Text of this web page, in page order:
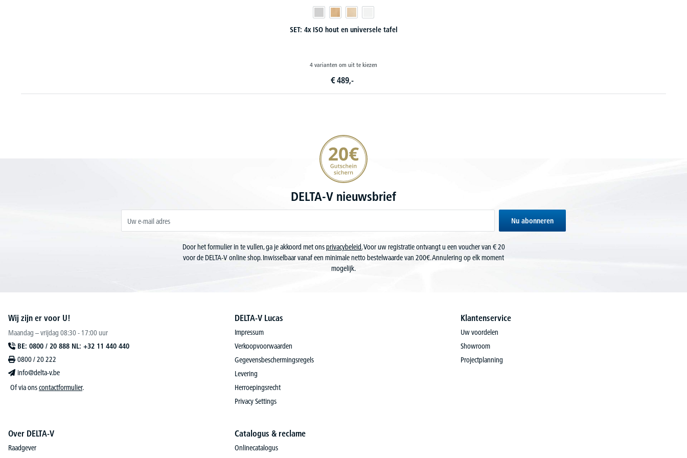
SET: Kantine-stapelstoelen & -tafels
8 varianten om uit te kiezen
vanaf€ 219,
20€ korting verzekeren
DELTA-V nieuwsbrief
Nu abonneren
Door het formulier in te vullen, ga je akkoord met onsprivacybeleid.Voor uw registratie ontvangt u een voucher van € 20
voor de DELTA-V online shop. Inwisselbaar vanaf een minimale netto bestelwaarde van 200€. Annulering op elk moment
mogelijk.
Wij zijn er voor U!
Maandag – vrijdag 08:30 - 17:00 uur
BE: 0800 / 20 888 NL: +32 11 440 440
0800 / 20 222
info@delta-v.be
Of via onscontactformulier.
DELTA-V Lucas
Impressum
Verkoopvoorwaarden
Gegevensbeschermingsregels
Levering
Herroepingsrecht
Privacy Settings
Klantenservice
Uw voordelen
Showroom
Projectplanning
Over DELTA-V
Raadgever
Catalogus & reclame
Onlinecatalogus